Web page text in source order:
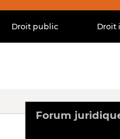
Droit public Droit
Forum